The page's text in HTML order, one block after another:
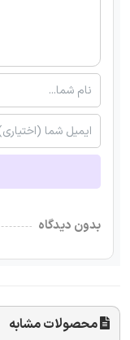
بدون دیدگاه
محصولات مشابه